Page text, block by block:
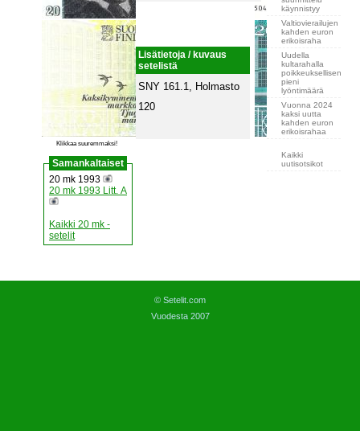
Klikkaa suuremmaksi!
Samankaltaiset
20 mk 1993
20 mk 1993 Litt. A
Kaikki 20 mk -
setelit
Lisätietoja / kuvaus
setelistä
SNY 161.1, Holmasto
120
käynnistyy
Valtiovierailujen
kahden euron
erikoisraha
Uudella
kultarahalla
poikkeuksellisen
pieni
lyöntimäärä
Vuonna 2024
kaksi uutta
kahden euron
erikoisrahaa
Kaikki
uutisotsikot
© Setelit.com
Vuodesta 2007